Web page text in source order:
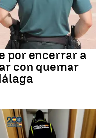
por encerrar a
con quemar